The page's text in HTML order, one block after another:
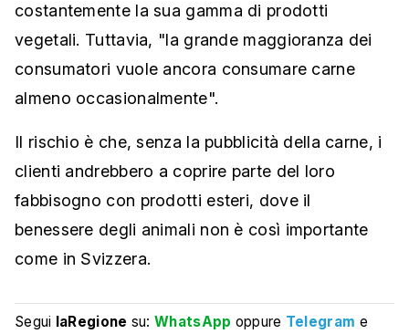
costantemente la sua gamma di prodotti
vegetali. Tuttavia, "la grande maggioranza dei
consumatori vuole ancora consumare carne
almeno occasionalmente".
Il rischio è che, senza la pubblicità della carne, i
clienti andrebbero a coprire parte del loro
fabbisogno con prodotti esteri, dove il
benessere degli animali non è così importante
come in Svizzera.
Segui laRegione su:WhatsApp oppure Telegram e